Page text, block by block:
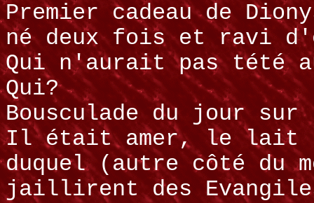
Premier cadeau de
né deux fois et ravi
Qui n'aurait pas tété
Qui?
Bousculade du jour
Il était amer, le lait
duquel (autre côté du
jaillirent des